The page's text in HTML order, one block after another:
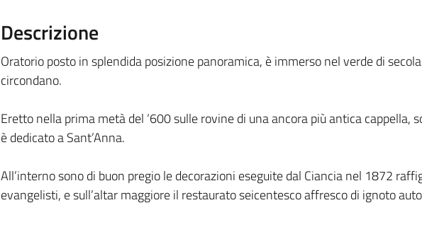
Descrizione
Oratorio posto in splendida posizione panoramica, è immerso nel verde di
circondano.
Eretto nella prima metà del ‘600 sulle rovine di una ancora più antica cappella,
è dedicato a Sant’Anna.
All’inter­no sono di buon pregio le decorazioni eseguite dal Ciancia nel 1872
evangelisti, e sull’altar mag­giore il restau­rato seicen­te­sco affresco di ignoto